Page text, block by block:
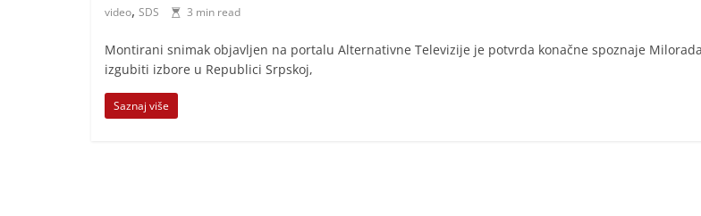
video, SDS 3 min read
Montirani snimak objavljen na portalu Alternativne Televizije je potvrda konačne spoznaje
izgubiti izbore u Republici Srpskoj,
Saznaj više